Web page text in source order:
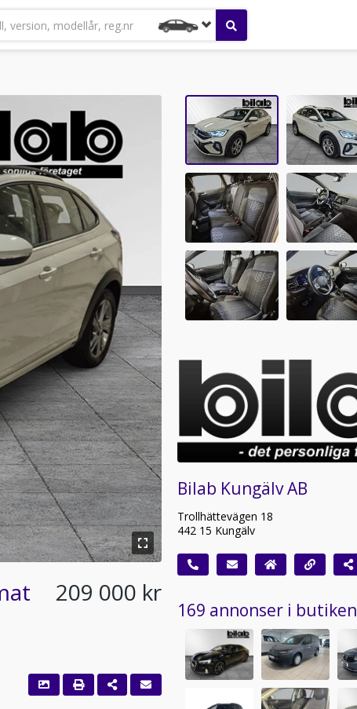
version, modellår, reg.nr
209 000 kr
Bilab Kungälv AB
Trollhättevägen 18
442 15 Kungälv
169 annonser i butiken